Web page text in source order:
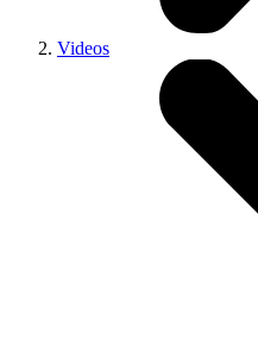
Videos